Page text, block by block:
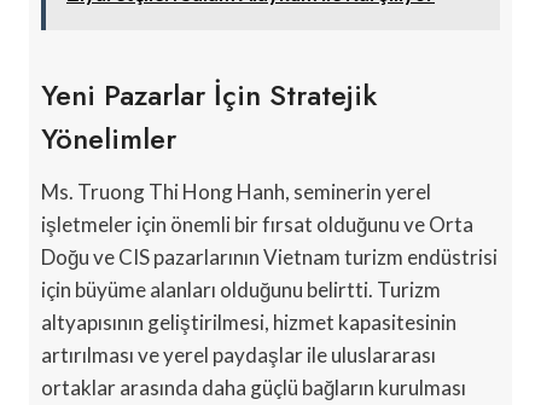
Yeni Pazarlar İçin Stratejik
Yönelimler
Ms. Truong Thi Hong Hanh, seminerin yerel
işletmeler için önemli bir fırsat olduğunu ve Orta
Doğu ve CIS pazarlarının Vietnam turizm endüstrisi
için büyüme alanları olduğunu belirtti. Turizm
altyapısının geliştirilmesi, hizmet kapasitesinin
artırılması ve yerel paydaşlar ile uluslararası
ortaklar arasında daha güçlü bağların kurulması